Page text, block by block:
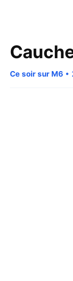
Ce soir sur M6 •